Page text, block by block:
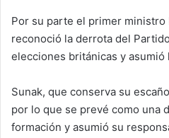
Por su parte el primer ministro
reconoció la derrota del
elecciones británicas y asumió
Sunak, que conserva su
por lo que se prevé como una
formación y asumió su